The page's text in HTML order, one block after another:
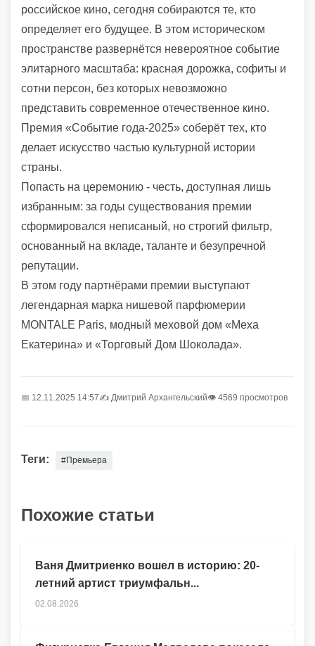
российское кино, сегодня собираются те, кто
определяет его будущее. В этом историческом
пространстве развернётся невероятное событие
элитарного масштаба: красная дорожка, софиты и
сотни персон, без которых невозможно
представить современное отечественное кино.
Премия «Событие года-2025» соберёт тех, кто
делает искусство частью культурной истории
страны.
Попасть на церемонию - честь, доступная лишь
избранным: за годы существования премии
сформировался неписаный, но строгий фильтр,
основанный на вкладе, таланте и безупречной
репутации.
В этом году партнёрами премии выступают
легендарная марка нишевой парфюмерии
MONTALE Paris, модный меховой дом «Меха
Екатерина» и «Торговый Дом Шоколада».
📅 12.11.2025 14:57✍️ Дмитрий Архангельский👁 4569 просмотров
Теги: #Премьера
Похожие статьи
Ваня Дмитриенко вошел в историю: 20-
летний артист триумфальн...
02.08.2026